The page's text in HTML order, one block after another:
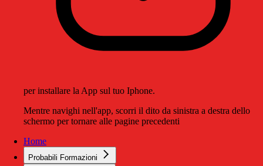
per installare la App sul tuo Iphone.
Mentre navighi nell'app, scorri il dito da sinistra a destra dello
schermo per tornare alle pagine precedenti
Home
Probabili Formazioni